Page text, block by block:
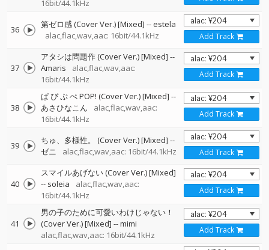
16bit/44.1kHz
36 第ゼロ感 (Cover Ver.) [Mixed] --estela
alac,flac,wav,aac: 16bit/44.1kHz
Add Track
37
アタシは問題作 (Cover Ver.) [Mixed] --
Amaris
alac,flac,wav,aac:
16bit/44.1kHz
Add Track
38
ぱ ぴ ぷ ぺ POP! (Cover Ver.) [Mixed] --
あさひなこん
alac,flac,wav,aac:
16bit/44.1kHz
Add Track
39 ちゅ、多様性。 (Cover Ver.) [Mixed] --
ゼニ
alac,flac,wav,aac: 16bit/44.1kHz Add Track
40
スマイルあげない (Cover Ver.) [Mixed]
-- soleia
alac,flac,wav,aac:
16bit/44.1kHz
Add Track
41
男の子のために可愛いわけじゃない！
(Cover Ver.) [Mixed] --mimi
alac,flac,wav,aac: 16bit/44.1kHz
Add Track